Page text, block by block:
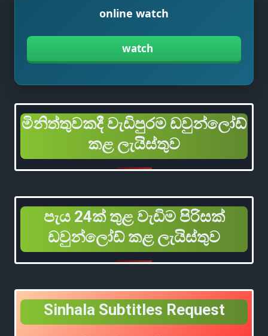
online watch
watch
මිනිත්තුවකදී වැඩිපුරම ඩවුන්ලෝඩ්
කළ ලැයිස්තුව
පැය 24ක් තුළ වැඩිම පිරිසක්
ඩවුන්ලෝඩ් කළ ලැයිස්තුව
Sinhala Subtitles Request